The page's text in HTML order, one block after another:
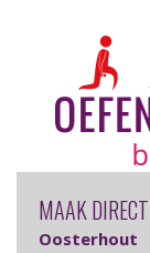
MAAK
Oosterhout